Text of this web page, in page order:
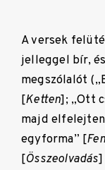
A versek
jelleggel bír,
megszólalót
[Ketten]; „Ott
majd
egyforma” [
[Összeolvadás]